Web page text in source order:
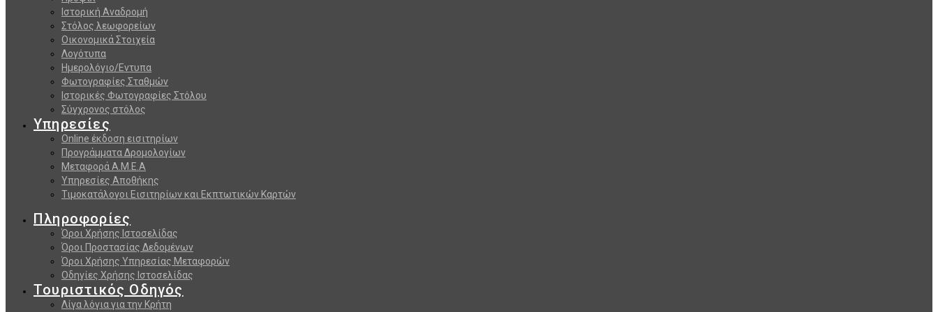
Ιστορική Αναδρομή
Στόλος λεωφορείων
Οικονομικά Στοιχεία
Λογότυπα
Ημερολόγιο/Εντυπα
Φωτογραφίες Σταθμών
Ιστορικές Φωτογραφίες Στόλου
Σύγχρονος στόλος
Υπηρεσίες
Online έκδοση εισιτηρίων
Προγράμματα Δρομολογίων
Μεταφορά Α.Μ.Ε.Α
Υπηρεσίες Αποθήκης
Τιμοκατάλογοι Εισιτηρίων και Εκπτωτικών Καρτών
Πληροφορίες
Όροι Χρήσης Ιστοσελίδας
Όροι Προστασίας Δεδομένων
Όροι Χρήσης Υπηρεσίας Μεταφορών
Οδηγίες Χρήσης Ιστοσελίδας
Τουριστικός Οδηγός
Λίγα λόγια για την Κρήτη